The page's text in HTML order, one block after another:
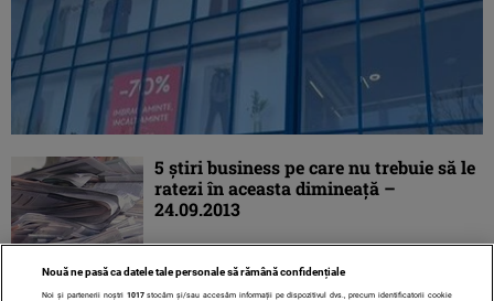
5 ştiri business pe care nu trebuie să le
ratezi în aceasta dimineaţă –
24.09.2013
Nouă ne pasă ca datele tale personale să rămână confidențiale
Noi și partenerii noștri 1017stocăm și/sau accesăm informații pe dispozitivul dvs., precum identificatorii cookie